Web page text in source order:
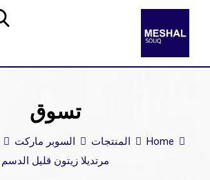
تسوق
Home المنتجات السوبر ماركت
مرتديلا زيتون قليل الدسم